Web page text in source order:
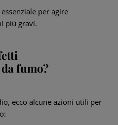
per agire
più gravi.
fumo?
ecco alcune azioni utili per